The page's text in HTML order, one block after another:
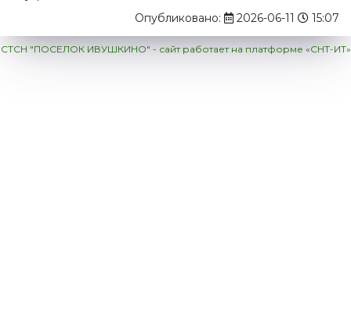
Опубликовано:
2026-06-11 15:07
СТСН "ПОСЕЛОК ИВУШКИНО" - сайт работает на платформе «СНТ-ИТ»